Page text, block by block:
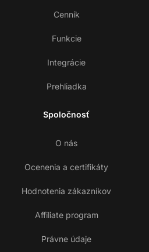
Cenník
Funkcie
Integrácie
Prehliadka
Spoločnosť
O nás
Ocenenia a certifikáty
Hodnotenia zákazníkov
Affiliate program
Právne údaje